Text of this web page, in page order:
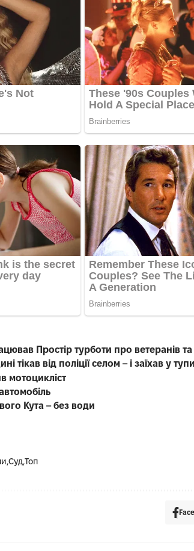
Простір турботи про ветеранів
тікав від поліції селом – і заїхав у
мотоцикліст
Кута – без води
СудТоп